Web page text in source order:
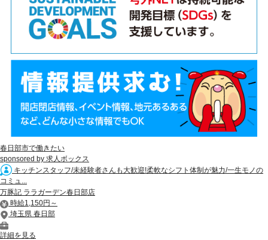
春日部市で働きたい
sponsored by 求人ボックス
キッチンスタッフ/未経験者さんも大歓迎!柔軟なシフト体制が魅力/一生モノの
コミュ...
万豚記 ララガーデン春日部店
時給1,150円～
埼玉県 春日部
詳細を見る